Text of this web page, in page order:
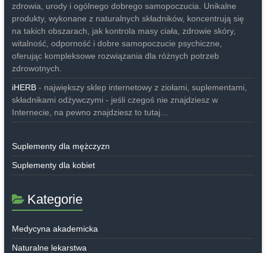
zdrowia, urody i ogólnego dobrego samopoczucia. Unikalne
produkty, wykonane z naturalnych składników, koncentrują się
na takich obszarach, jak kontrola masy ciała, zdrowie skóry,
witalność, odporność i dobre samopoczucie psychiczne,
oferując kompleksowe rozwiązania dla różnych potrzeb
zdrowotnych.
iHERB- największy sklep internetowy z ziołami, suplementami,
składnikami odżywczymi - jeśli czegoś nie znajdziesz w
Internecie, na pewno znajdziesz to tutaj…
Suplementy dla mężczyzn
Suplementy dla kobiet
Kategorie
Medycyna akademicka
Naturalne lekarstwa